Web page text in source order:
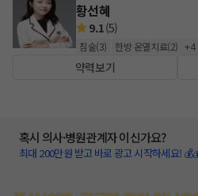
황선혜
9.1(5)
침술(3) 한방 온열치료(2) +4
약력보기
혹시 의사·병원관계자 이신가요?
최대 200만원 받고 바로 광고 시작하세요!